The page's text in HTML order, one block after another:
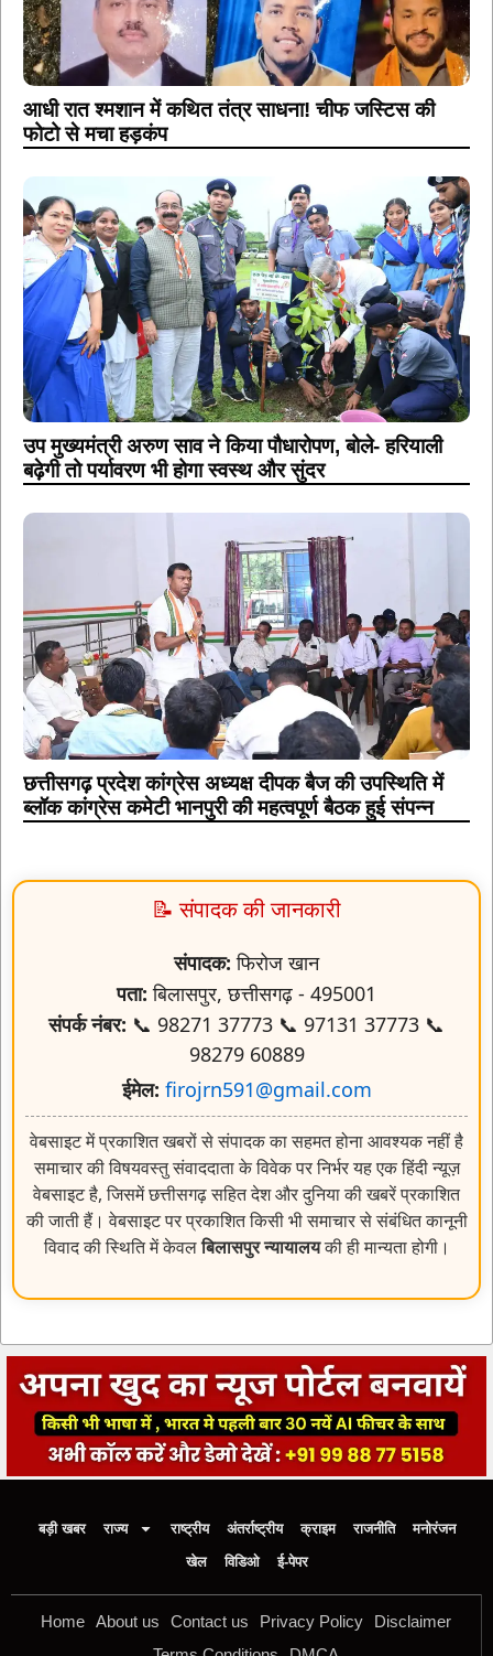
आधी रात श्मशान में कथित तंत्र साधना! चीफ जस्टिस की
फोटो से मचा हड़कंप
उप मुख्यमंत्री अरुण साव ने किया पौधारोपण, बोले- हरियाली
बढ़ेगी तो पर्यावरण भी होगा स्वस्थ और सुंदर
छत्तीसगढ़ प्रदेश कांग्रेस अध्यक्ष दीपक बैज की उपस्थिति में
ब्लॉक कांग्रेस कमेटी भानपुरी की महत्वपूर्ण बैठक हुई संपन्न
📝 संपादक की जानकारी
संपादक: फिरोज खान
पता: बिलासपुर, छत्तीसगढ़ - 495001
संपर्क नंबर: 📞 98271 37773 📞 97131 37773 📞
98279 60889
ईमेल: firojrn591@gmail.com
वेबसाइट में प्रकाशित खबरों से संपादक का सहमत होना आवश्यक नहीं है
समाचार की विषयवस्तु संवाददाता के विवेक पर निर्भर यह एक हिंदी न्यूज़
वेबसाइट है, जिसमें छत्तीसगढ़ सहित देश और दुनिया की खबरें प्रकाशित
की जाती हैं। वेबसाइट पर प्रकाशित किसी भी समाचार से संबंधित कानूनी
विवाद की स्थिति में केवलबिलासपुर न्यायालयकी ही मान्यता होगी।
बड़ी खबर राज्य राष्ट्रीय अंतर्राष्ट्रीय क्राइम राजनीति
मनोरंजन
खेल
विडिओ ई-पेपर
Home About us Contact us Privacy Policy
Disclaimer